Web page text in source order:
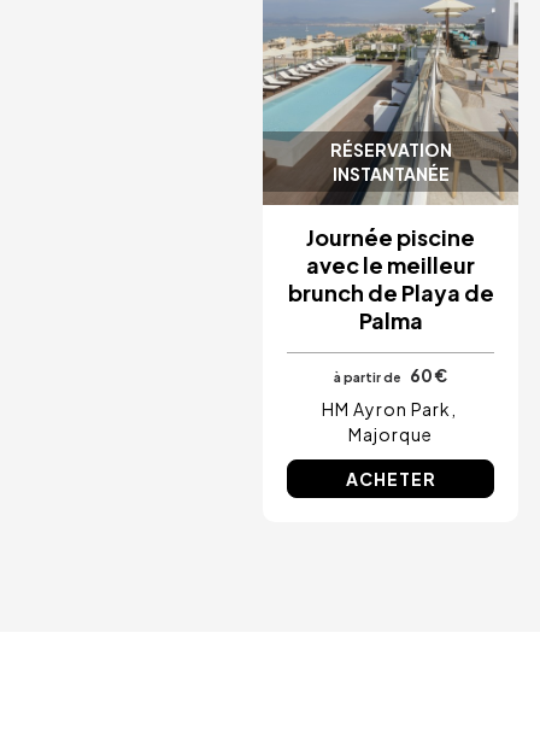
RÉSERVATION
INSTANTANÉE
Journée piscine
avec le meilleur
brunch de Playa de
Palma
à partir de
60 €
HM Ayron Park
Majorque
ACHETER